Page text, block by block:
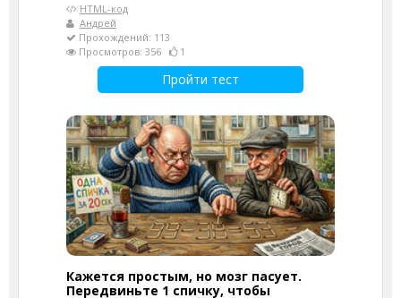
HTML-код
Андрей
Прохождений: 113
Просмотров: 356
1
Пройти тест
Кажется простым, но мозг пасует.
Передвиньте 1 спичку, чтобы